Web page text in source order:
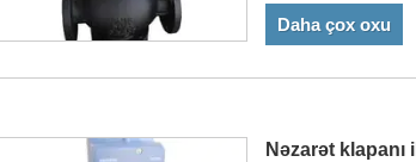
artıq isti suyun
istifadə olunur.
Daha çox oxu
Nəzarət